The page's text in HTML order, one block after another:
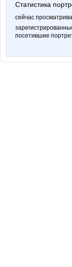
Статистика
сейчас
посетившие